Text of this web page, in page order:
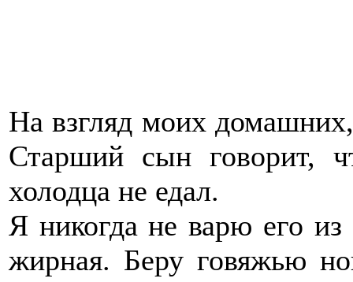
На взгляд моих
Старший сын говорит,
холодца не едал.
Я никогда не варю его
жирная. Беру говяжью